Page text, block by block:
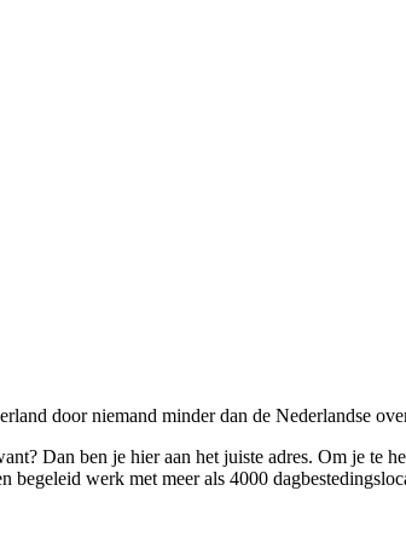
door niemand minder dan de Nederlandse
Dan ben je hier aan het juiste adres. Om je te
werk met meer als 4000